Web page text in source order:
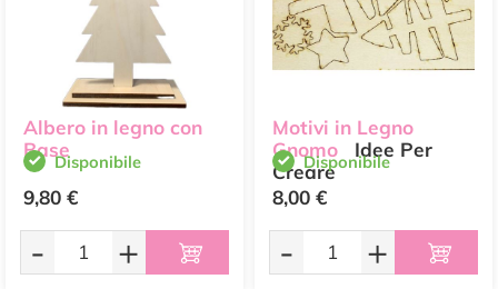
Albero in legno con
Base
Disponibile
9,80 €
- +
Motivi in Legno
Gnomo
Idee Per
CreareDisponibile
8,00 €
- +